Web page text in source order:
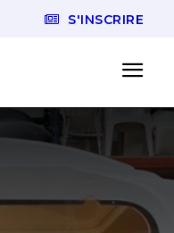
S'INSCRIRE